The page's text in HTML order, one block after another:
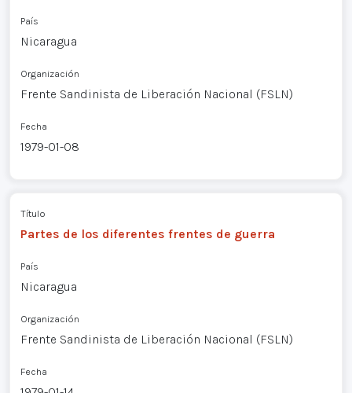
País
Nicaragua
Organización
Frente Sandinista de Liberación Nacional (FSLN)
Fecha
1979-01-08
Título
Partes de los diferentes frentes de guerra
País
Nicaragua
Organización
Frente Sandinista de Liberación Nacional (FSLN)
Fecha